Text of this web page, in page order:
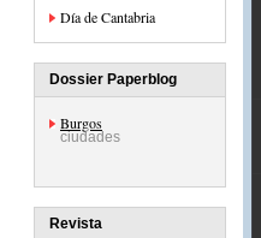
Día de Cantabria
Dossier Paperblog
Burgos
ciudades
Revista